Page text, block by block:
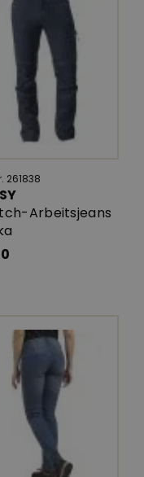
261838
Arbeitsjeans